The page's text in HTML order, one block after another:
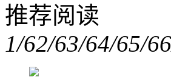
推荐阅读
1/62/63/64/65/6